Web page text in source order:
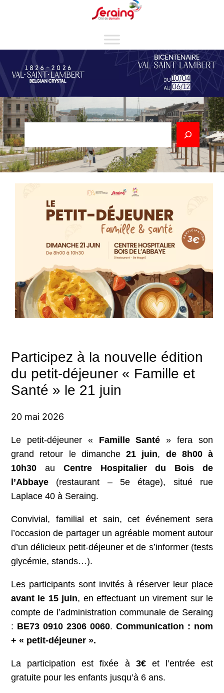
Rechercher
Participez à la nouvelle édition
du petit-déjeuner « Famille et
Santé » le 21 juin
20 mai 2026
Le petit-déjeuner « Famille Santé » fera son
grand retour le dimanche 21 juin, de 8h00 à
10h30 au Centre Hospitalier du Bois de
l’Abbaye (restaurant – 5e étage), situé rue
Laplace 40 à Seraing.
Convivial, familial et sain, cet événement sera
l’occasion de partager un agréable moment autour
d’un délicieux petit-déjeuner et de s’informer (tests
glycémie, stands…).
Les participants sont invités à réserver leur place
avant le 15 juin, en effectuant un virement sur le
compte de l’administration communale de Seraing
: BE73 0910 2306 0060. Communication : nom
+ « petit-déjeuner ».
La participation est fixée à 3€ et l’entrée est
gratuite pour les enfants jusqu’à 6 ans.
Cookies management panel